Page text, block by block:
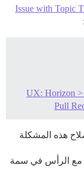
Issue with Topic
:
UX: Horizon >
Pull
هذه المشكلة
مع الرأس في سمة